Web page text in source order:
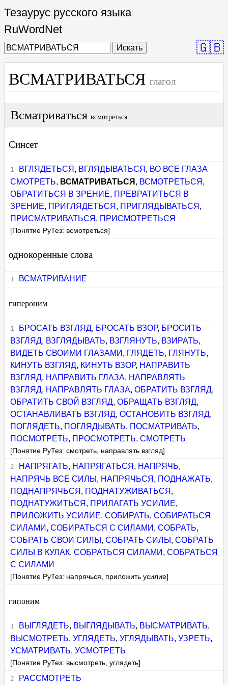
Тезаурус русского языка
RuWordNet
Искать 🇬🇧
ВСМАТРИВАТЬСЯ глагол
Всматриваться всмотреться
Синсет
ВГЛЯДЕТЬСЯ , ВГЛЯДЫВАТЬСЯ , ВО ВСЕ ГЛАЗА
СМОТРЕТЬ, ВСМАТРИВАТЬСЯ , ВСМОТРЕТЬСЯ ,
ОБРАТИТЬСЯ В ЗРЕНИЕ, ПРЕВРАТИТЬСЯ В
ЗРЕНИЕ, ПРИГЛЯДЕТЬСЯ , ПРИГЛЯДЫВАТЬСЯ ,
ПРИСМАТРИВАТЬСЯ , ПРИСМОТРЕТЬСЯ
[Понятие РуТез: всмотреться]
однокоренные слова
ВСМАТРИВАНИЕ
гипероним
БРОСАТЬ ВЗГЛЯД, БРОСАТЬ ВЗОР, БРОСИТЬ
ВЗГЛЯД, ВЗГЛЯДЫВАТЬ, ВЗГЛЯНУТЬ, ВЗИРАТЬ,
ВИДЕТЬ СВОИМИ ГЛАЗАМИ , ГЛЯДЕТЬ, ГЛЯНУТЬ,
КИНУТЬ ВЗГЛЯД, КИНУТЬ ВЗОР, НАПРАВИТЬ
ВЗГЛЯД, НАПРАВИТЬ ГЛАЗА, НАПРАВЛЯТЬ
ВЗГЛЯД, НАПРАВЛЯТЬ ГЛАЗА,ОБРАТИТЬ ВЗГЛЯД,
ОБРАТИТЬ СВОЙ ВЗГЛЯД,ОБРАЩАТЬ ВЗГЛЯД,
ОСТАНАВЛИВАТЬ ВЗГЛЯД,ОСТАНОВИТЬ ВЗГЛЯД,
ПОГЛЯДЕТЬ, ПОГЛЯДЫВАТЬ, ПОСМАТРИВАТЬ,
ПОСМОТРЕТЬ, ПРОСМОТРЕТЬ,СМОТРЕТЬ
[Понятие РуТез: смотреть, направлять взгляд]
НАПРЯГАТЬ, НАПРЯГАТЬСЯ , НАПРЯЧЬ,
НАПРЯЧЬ ВСЕ СИЛЫ , НАПРЯЧЬСЯ , ПОДНАЖАТЬ,
ПОДНАПРЯЧЬСЯ , ПОДНАТУЖИВАТЬСЯ ,
ПОДНАТУЖИТЬСЯ , ПРИЛАГАТЬ УСИЛИЕ,
ПРИЛОЖИТЬ УСИЛИЕ,СОБИРАТЬ,СОБИРАТЬСЯ
СИЛАМИ ,СОБИРАТЬСЯ С СИЛАМИ ,СОБРАТЬ,
СОБРАТЬ СВОИ СИЛЫ ,СОБРАТЬ СИЛЫ ,СОБРАТЬ
СИЛЫ В КУЛАК,СОБРАТЬСЯ СИЛАМИ ,СОБРАТЬСЯ
С СИЛАМИ
[Понятие РуТез: напрячься, приложить усилие]
гипоним
ВЫГЛЯДЕТЬ, ВЫГЛЯДЫВАТЬ, ВЫСМАТРИВАТЬ,
ВЫСМОТРЕТЬ,УГЛЯДЕТЬ,УГЛЯДЫВАТЬ,УЗРЕТЬ,
УСМАТРИВАТЬ,УСМОТРЕТЬ
[Понятие РуТез: высмотреть, углядеть]
РАССМОТРЕТЬ